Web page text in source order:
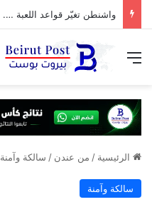
القائمة
الرئيسية / من عندن / سالكة وآمنة
سالكة وآمنة